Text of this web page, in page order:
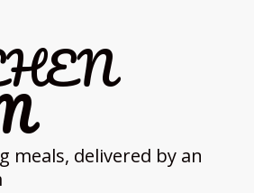
meals, delivered by an